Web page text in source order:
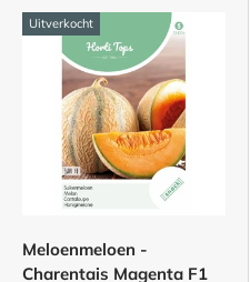
Uitverkocht
Meloenmeloen -
Charentais Magenta F1